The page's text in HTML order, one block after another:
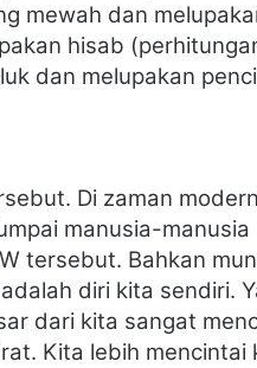
mewah dan
hisab
dan melupakan
Di zaman modern
manusia-manusia
tersebut. Bahkan
diri kita sendiri.
dari kita sangat
Kita lebih mencintai